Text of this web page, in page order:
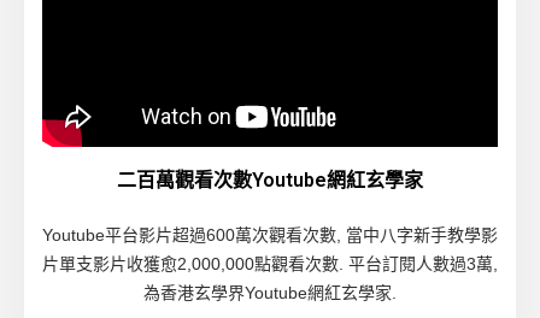
二百萬觀看次數Youtube網紅玄學家
Youtube平台影片超過600萬次觀看次數, 當中八字新手教學影
片單支影片收獲愈2,000,000點觀看次數. 平台訂閱人數過3萬,
為香港玄學界Youtube網紅玄學家.